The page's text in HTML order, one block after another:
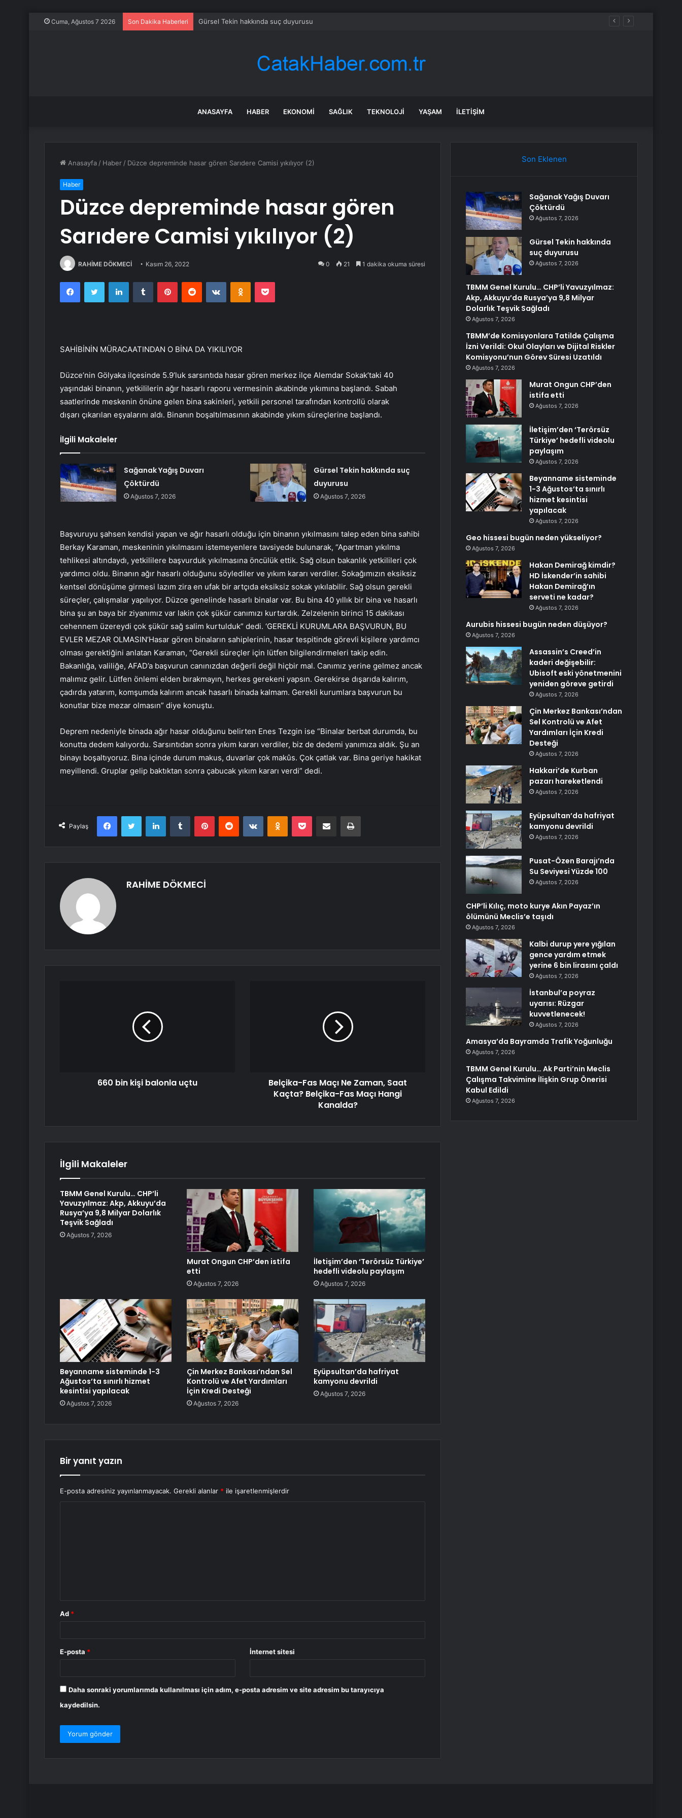
Cuma, Ağustos 7 2026 Son Dakika Haberleri Gürsel Tekin hakkında suç duyurusu
ANASAYFA HABER EKONOMI SAĞLIK TEKNOLOJI YAŞAM İLETIŞIM
Anasayfa / Haber / Düzce depreminde hasar gören Sarıdere Camisi yıkılıyor (2)
Haber
Düzce depreminde hasar gören
Sarıdere Camisi yıkılıyor (2)
RAHİME DÖKMECİ Kasım 26, 2022 0 21 1 dakika okuma süresi
FacebookTwitter LinkedInTumblr PinterestReddit VKontakteOdnoklassniki
Pocket
SAHİBİNİN MÜRACAATINDAN O BİNA DA YIKILIYOR
Düzce’nin Gölyaka ilçesinde 5.9’luk sarsıntıda hasar gören merkez ilçe Alemdar Sokak’taki 40
yaşındaki binanın, yetkililerin ağır hasarlı raporu vermesinin akabinde yıkımına başlandı. Sabah
saatlerinde meskenin önüne gelen bina sakinleri, yetkili personel tarafından kontrollü olarak
dışarı çıkarılan eşyalarını aldı. Binanın boşaltılmasının akabinde yıkım süreçlerine başlandı.
İlgili Makaleler
Sağanak Yağış Duvarı
Çöktürdü
Ağustos 7, 2026
Gürsel Tekin hakkında suç
duyurusu
Ağustos 7, 2026
Başvuruyu şahsen kendisi yapan ve ağır hasarlı olduğu için binanın yıkılmasını talep eden bina sahibi
Berkay Karaman, meskeninin yıkılmasını istemeyenlere tavsiyede bulunarak, “Apartman yıkılma
tehlikesi altındaydı, yetkililere başvurduk yıkılmasına öncülük ettik. Sağ olsun bakanlık yetkilileri çok
yardımcı oldu. Binanın ağır hasarlı olduğunu söylediler ve yıkım kararı verdiler. Sokağımızın eksiksiz
kentsel dönüşüme girmesi lazım zira en ufak bir artçıda eksiksiz sokak yıkılabilir. Sağ olsun gerekli
süreçler, çalışmalar yapılıyor. Düzce genelinde hasarlı binalar var. Bu bina 40 yıllık bir bina ve hasarlı
bina şu an baya bir ziyanımız var lakin çok şükür canımızı kurtardık. Zelzelenin birinci 15 dakikası
cehennem üzereydi çok şükür sağ salim kurtulduk” dedi. ‘GEREKLİ KURUMLARA BAŞVURUN, BU
EVLER MEZAR OLMASIN’Hasar gören binaların sahiplerinin, hasar tespitinde görevli kişilere yardımcı
olması gerektiğini anlatan Karaman, “Gerekli süreçler için lütfen bilgilendirmeleri takip edin.
Bakanlığa, valiliğe, AFAD’a başvurun canınızdan değerli değil hiçbir mal. Canımız yerine gelmez ancak
malımız gelir. Lütfen önlemi elden bırakmayın, herkes gerekeni yapsın. Gerekirse dışarıda kalırım,
çadırda yatarım, komşumda kalırım ancak hasarlı binada kalmam. Gerekli kurumlara başvurun bu
konutlar bize mezar olmasın” diye konuştu.
Deprem nedeniyle binada ağır hasar olduğunu belirten Enes Tezgin ise “Binalar berbat durumda, bu
konutta dedem kalıyordu. Sarsıntıdan sonra yıkım kararı verdiler, biz de dedemi yanımıza aldık. Şu an
binayı boşaltıyoruz. Bina içinde durum makus, duvarlar çok makûs. Çok çatlak var. Bina geriye hakikat
meyillendi. Gruplar gelip baktıktan sonra çabucak yıkım kararı verdi” dedi.
Paylaş
FacebookTwitter LinkedInTumblr PinterestReddit VKontakteOdnoklassniki
Pocket E-Posta ile paylaş Yazdır
RAHİME DÖKMECİ
660 bin kişi balonla uçtu
Belçika-Fas Maçı Ne Zaman, Saat
Kaçta? Belçika-Fas Maçı Hangi
Kanalda?
İlgili Makaleler
TBMM Genel Kurulu… CHP’li
Yavuzyılmaz: Akp, Akkuyu’da
Rusya’ya 9,8 Milyar Dolarlık
Teşvik Sağladı
Ağustos 7, 2026
Murat Ongun CHP’den istifa
etti
Ağustos 7, 2026
İletişim’den ‘Terörsüz Türkiye’
hedefli videolu paylaşım
Ağustos 7, 2026
Beyanname sisteminde 1-3
Ağustos’ta sınırlı hizmet
kesintisi yapılacak
Ağustos 7, 2026
Çin Merkez Bankası’ndan Sel
Kontrolü ve Afet Yardımları
İçin Kredi Desteği
Ağustos 7, 2026
Eyüpsultan’da hafriyat
kamyonu devrildi
Ağustos 7, 2026
Bir yanıt yazın
E-posta adresiniz yayınlanmayacak. Gerekli alanlar * ile işaretlenmişlerdir
Ad *
E-posta * İnternet sitesi
Daha sonraki yorumlarımda kullanılması için adım, e-posta adresim ve site adresim bu tarayıcıya
kaydedilsin.
Son Eklenen
Sağanak Yağış Duvarı
Çöktürdü
Ağustos 7, 2026
Gürsel Tekin hakkında
suç duyurusu
Ağustos 7, 2026
TBMM Genel Kurulu… CHP’li Yavuzyılmaz:
Akp, Akkuyu’da Rusya’ya 9,8 Milyar
Dolarlık Teşvik Sağladı
Ağustos 7, 2026
TBMM’de Komisyonlara Tatilde Çalışma
İzni Verildi: Okul Olayları ve Dijital Riskler
Komisyonu’nun Görev Süresi Uzatıldı
Ağustos 7, 2026
Murat Ongun CHP’den
istifa etti
Ağustos 7, 2026
İletişim’den ‘Terörsüz
Türkiye’ hedefli videolu
paylaşım
Ağustos 7, 2026
Beyanname sisteminde
1-3 Ağustos’ta sınırlı
hizmet kesintisi
yapılacak
Ağustos 7, 2026
Geo hissesi bugün neden yükseliyor?
Ağustos 7, 2026
Hakan Demirağ kimdir?
HD İskender’in sahibi
Hakan Demirağ’ın
serveti ne kadar?
Ağustos 7, 2026
Aurubis hissesi bugün neden düşüyor?
Ağustos 7, 2026
Assassin’s Creed’in
kaderi değişebilir:
Ubisoft eski yönetmenini
yeniden göreve getirdi
Ağustos 7, 2026
Çin Merkez Bankası’ndan
Sel Kontrolü ve Afet
Yardımları İçin Kredi
Desteği
Ağustos 7, 2026
Hakkari’de Kurban
pazarı hareketlendi
Ağustos 7, 2026
Eyüpsultan’da hafriyat
kamyonu devrildi
Ağustos 7, 2026
Pusat-Özen Barajı’nda
Su Seviyesi Yüzde 100
Ağustos 7, 2026
CHP’li Kılıç, moto kurye Akın Payaz’ın
ölümünü Meclis’e taşıdı
Ağustos 7, 2026
Kalbi durup yere yığılan
gence yardım etmek
yerine 6 bin lirasını çaldı
Ağustos 7, 2026
İstanbul’a poyraz
uyarısı: Rüzgar
kuvvetlenecek!
Ağustos 7, 2026
Amasya’da Bayramda Trafik Yoğunluğu
Ağustos 7, 2026
TBMM Genel Kurulu… Ak Parti’nin Meclis
Çalışma Takvimine İlişkin Grup Önerisi
Kabul Edildi
Ağustos 7, 2026